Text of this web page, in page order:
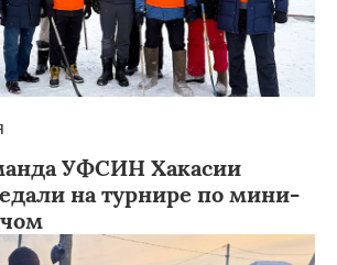
УФСИН Хакасии
на турнире по мини-